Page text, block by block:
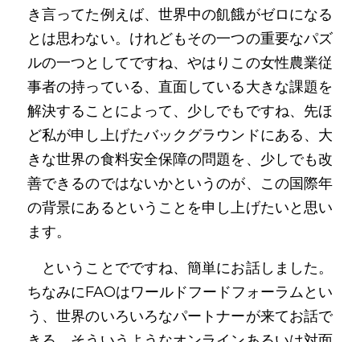
き言ってた例えば、世界中の飢餓がゼロになる
とは思わない。けれどもその一つの重要なパズ
ルの一つとしてですね、やはりこの女性農業従
事者の持っている、直面している大きな課題を
解決することによって、少しでもですね、先ほ
ど私が申し上げたバックグラウンドにある、大
きな世界の食料安全保障の問題を、少しでも改
善できるのではないかというのが、この国際年
の背景にあるということを申し上げたいと思い
ます。
ということでですね、簡単にお話しました。
ちなみにFAOはワールドフードフォーラムとい
う、世界のいろいろなパートナーが来てお話で